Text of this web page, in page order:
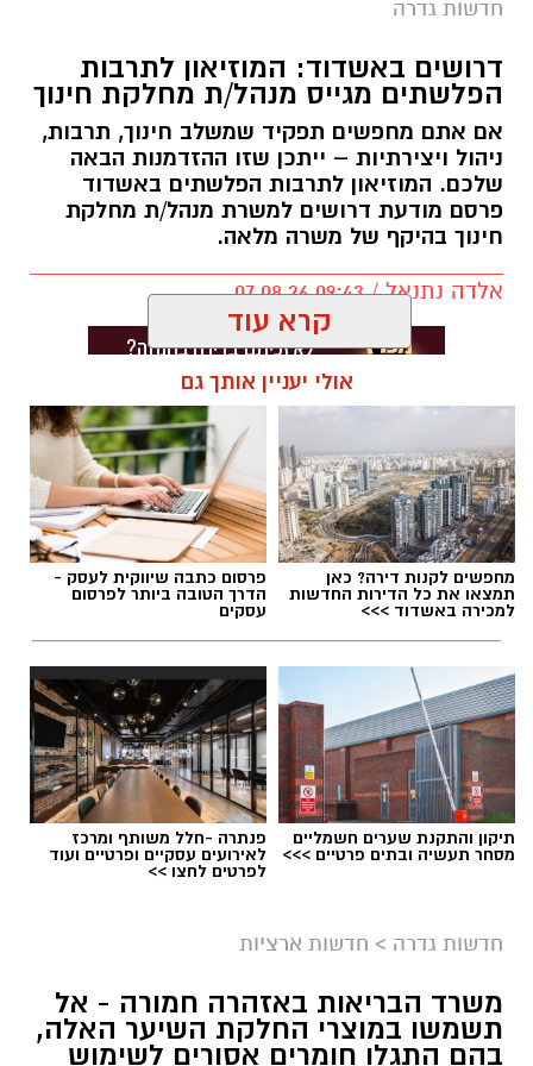
חדשות גדרה
דרושים באשדוד: המוזיאון לתרבות
הפלשתים מגייס מנהל/ת מחלקת חינוך
אם אתם מחפשים תפקיד שמשלב חינוך, תרבות,
ניהול ויצירתיות – ייתכן שזו ההזדמנות הבאה
שלכם. המוזיאון לתרבות הפלשתים באשדוד
פרסם מודעת דרושים למשרת מנהל/ת מחלקת
חינוך בהיקף של משרה מלאה.
אלדה נתנאל / 09:43 07.08.26
תגים:דרושים באשדוד
במסגרת התפקיד יידרש המועמד להוביל את תחום
מקצועי, לפתח תוכניות חינוכיות, ליצור אירועי תוכן
ופרויקטים ייחודיים ולעבוד מול קהלים מגוונים, תוך
קרא עוד
אולי יעניין אותך גם
מחפשים לקנות דירה? כאן
תמצאו את כל הדירות החדשות
למכירה באשדוד >>>
פרסום כתבה שיווקית לעסק -
הדרך הטובה ביותר לפרסום
עסקים
תיקון והתקנת שערים חשמליים
מסחר תעשיה ובתים פרטיים >>>
פנתרה -חלל משותף ומרכז
לאירועים עסקיים ופרטיים ועוד
לפרטים לחצו >>
חדשות גדרה > חדשות ארציות
משרד הבריאות באזהרה חמורה - אל
תשמשו במוצרי החלקת השיער האלה,
בהם התגלו חומרים אסורים לשימוש